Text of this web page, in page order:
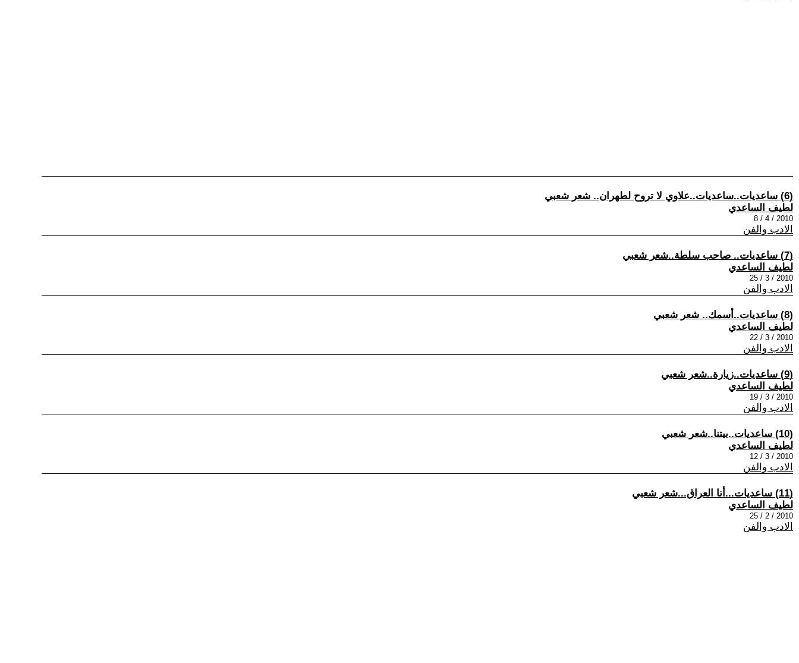
(6) ساعديات..ساعديات..علاوي لا تروح لطهران.. شعر شعبي
لطيف الساعدي
2010 / 4 / 8
الادب والفن
(7) ساعديات.. صاحب سلطة..شعر شعبي
لطيف الساعدي
2010 / 3 / 25
الادب والفن
(8) ساعديات..أسمك.. شعر شعبي
لطيف الساعدي
2010 / 3 / 22
الادب والفن
(9) ساعديات..زيارة..شعر شعبي
لطيف الساعدي
2010 / 3 / 19
الادب والفن
(10) ساعديات..بيتنا..شعر شعبي
لطيف الساعدي
2010 / 3 / 12
الادب والفن
(11) ساعديات...أنا العراق...شعر شعبي
لطيف الساعدي
2010 / 2 / 25
الادب والفن